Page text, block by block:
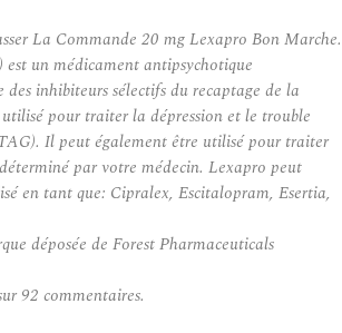
La Commande 20 mg Lexapro Bon Marche.
un médicament antipsychotique
inhibiteurs sélectifs du recaptage de la
pour traiter la dépression et le trouble
Il peut également être utilisé pour traiter
par votre médecin. Lexapro peut
en tant que: Cipralex, Escitalopram, Esertia,
déposée de Forest Pharmaceuticals
92 commentaires.